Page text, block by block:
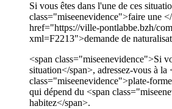
Si vous êtes dans l'une de ces
class="miseenevidence">faire une
href="https://ville-pontlabbe.bzh/
xml=F2213">demande de
<span class="miseenevidence">Si
situation</span>, adressez-vous à la
class="miseenevidence">plate-
qui dépend du <span
habitez</span>.